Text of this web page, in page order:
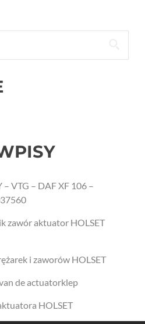
VTG – DAF XF 106 –
zawór aktuator HOLSET
i zaworów HOLSET
de actuatorklep
HOLSET